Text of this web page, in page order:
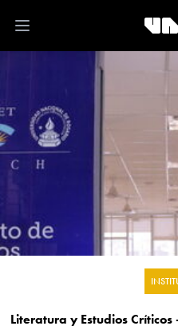
Open main menu
Literatura y Estudios